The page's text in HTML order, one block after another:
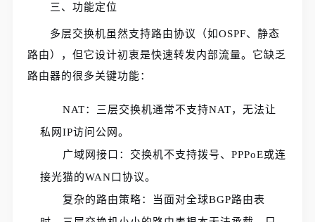
三、功能定位
多层交换机虽然支持路由协议（如OSPF、静态
路由），但它设计初衷是快速转发内部流量。它缺乏
路由器的很多关键功能：
NAT：三层交换机通常不支持NAT，无法让
私网IP访问公网。
广域网接口：交换机不支持拨号、PPPoE或连
接光猫的WAN口协议。
复杂的路由策略：当面对全球BGP路由表